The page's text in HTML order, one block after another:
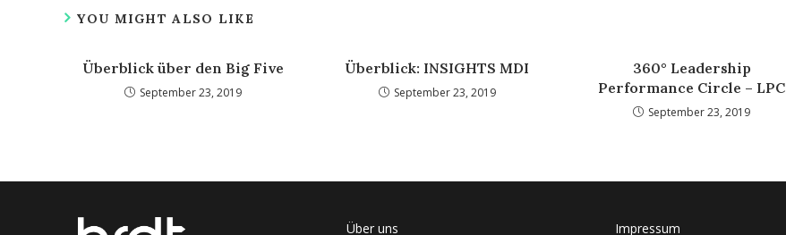
YOU MIGHT ALSO LIKE
Überblick über den Big Five
September 23, 2019
Überblick: INSIGHTS MDI
September 23, 2019
360° Leadership
Performance Circle – LPC
September 23, 2019
Über uns Impressum